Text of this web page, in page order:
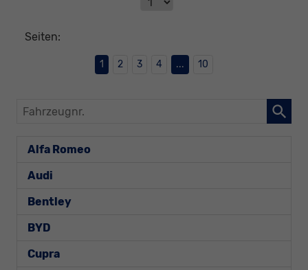
Seiten:
1 2 3 4 ... 10
Fahrzeugnr.
Alfa Romeo
Audi
Bentley
BYD
Cupra